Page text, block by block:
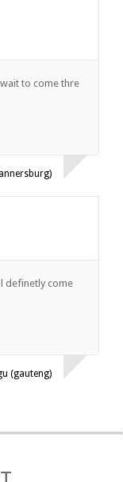
to come thre
definetly come
(gauteng)